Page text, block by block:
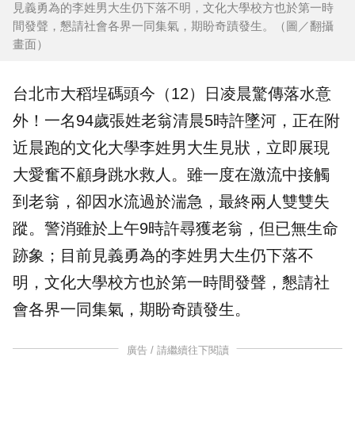
見義勇為的李姓男大生仍下落不明，文化大學校方也於第一時
間發聲，懇請社會各界一同集氣，期盼奇蹟發生。（圖／翻攝
畫面）
台北市大稻埕碼頭今（12）日凌晨驚傳落水意
外！一名94歲張姓老翁清晨5時許墜河，正在附
近晨跑的文化大學李姓男大生見狀，立即展現
大愛奮不顧身跳水救人 。雖一度在激流中接觸
到老翁，卻因水流過於湍急，最終兩人雙雙失
蹤。警消雖於上午9時許尋獲老翁，但已無生命
跡象；目前見義勇為的李姓男大生仍下落不
明，文化大學校方也於第一時間發聲，懇請社
會各界一同集氣，期盼奇蹟發生。
廣告 / 請繼續往下閱讀